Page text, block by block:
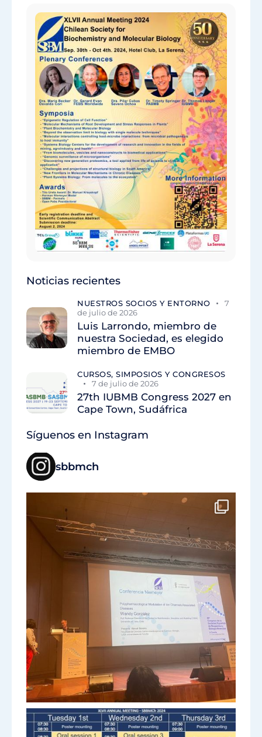
Noticias recientes
NUESTROS SOCIOS Y ENTORNO
7
de julio de 2026
Luis Larrondo, miembro de
nuestra Sociedad, es elegido
miembro de EMBO
CURSOS, SIMPOSIOS Y CONGRESOS
7 de julio de 2026
27th IUBMB Congress 2027 en
Cape Town, Sudáfrica
Síguenos en Instagram
sbbmch